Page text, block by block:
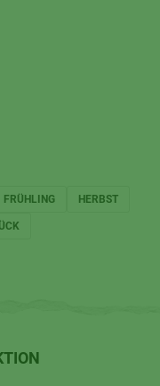
FRÜHLING HERBST